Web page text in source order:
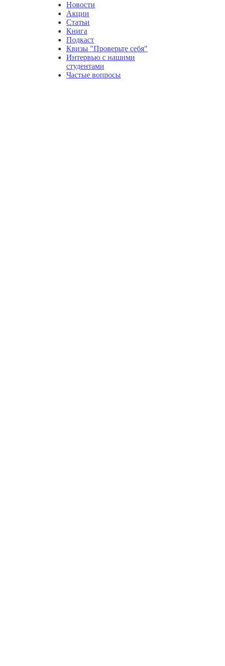
Новости
Акции
Статьи
Книга
Подкаст
Квизы "Проверьте себя"
Интервью с нашими
студентами
Частые вопросы